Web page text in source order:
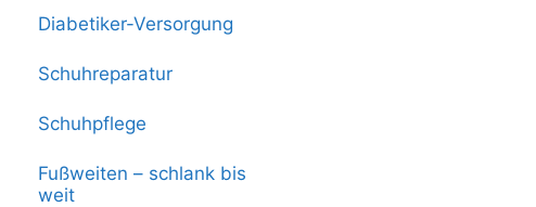
Diabetiker-Versorgung
Schuhreparatur
Schuhpflege
Fußweiten – schlank bis
weit